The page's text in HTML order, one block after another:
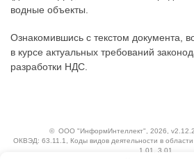
водные объекты.
Ознакомившись с текстом документа,
в курсе актуальных требований
разработки НДС.
© ООО "ИнформИнтеллект", 2026,
ОКВЭД: 63.11.1, Коды видов деятельности в
1.01, 3.01